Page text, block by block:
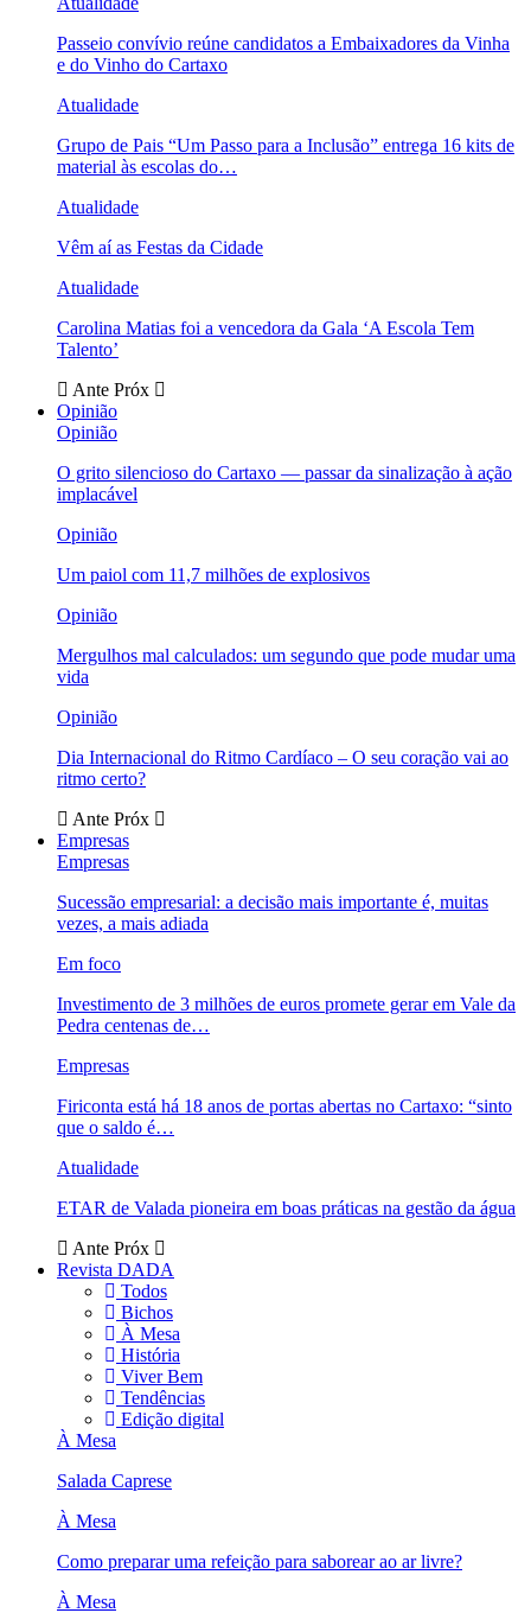
Passeio convívio reúne candidatos a Embaixadores da Vinha
e do Vinho do Cartaxo
Atualidade
Grupo de Pais “Um Passo para a Inclusão” entrega 16 kits de
material às escolas do…
Atualidade
Vêm aí as Festas da Cidade
Atualidade
Carolina Matias foi a vencedora da Gala ‘A Escola Tem
Talento’
Ante Próx
Opinião
Opinião
O grito silencioso do Cartaxo — passar da sinalização à ação
implacável
Opinião
Um paiol com 11,7 milhões de explosivos
Opinião
Mergulhos mal calculados: um segundo que pode mudar uma
vida
Opinião
Dia Internacional do Ritmo Cardíaco – O seu coração vai ao
ritmo certo?
Ante Próx
Empresas
Empresas
Sucessão empresarial: a decisão mais importante é, muitas
vezes, a mais adiada
Em foco
Investimento de 3 milhões de euros promete gerar em Vale da
Pedra centenas de…
Empresas
Firiconta está há 18 anos de portas abertas no Cartaxo: “sinto
que o saldo é…
Atualidade
ETAR de Valada pioneira em boas práticas na gestão da água
Ante Próx
Revista DADA
Todos
Bichos
À Mesa
História
Viver Bem
Tendências
Edição digital
À Mesa
Salada Caprese
À Mesa
Como preparar uma refeição para saborear ao ar livre?
À Mesa